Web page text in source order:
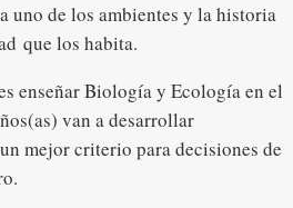
uno de los ambientes y la historia
que los habita.
enseñar Biología y Ecología en el
van a desarrollar
mejor criterio para decisiones de